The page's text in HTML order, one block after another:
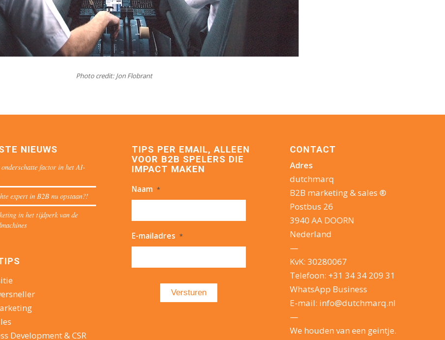
Photo credit: Jon Flobrant
NIEUWS
onderschatte factor in het AI-
expert in B2B nu opstaan?!
in het tijdperk van de
Development & CSR
TIPS PER EMAIL, ALLEEN
VOOR B2B SPELERS DIE
IMPACT MAKEN
Naam *
E-mailadres *
CONTACT
Adres
dutchmarq
B2B marketing & sales ®
Postbus 26
3940 AA DOORN
Nederland
—
KvK: 30280067
Telefoon: +31 34 34 209 31
WhatsApp Business
E-mail: info@dutchmarq.nl
—
We houden van een geintje.